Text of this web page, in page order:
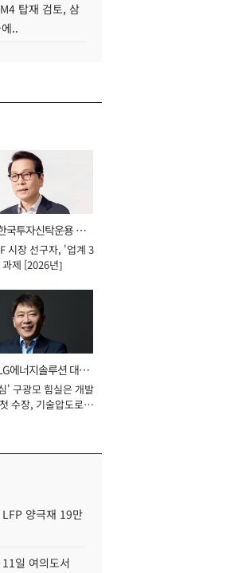
탑재 검토, 삼
..
국투자신탁운용 대
장
시장 선구자, '업계 3
제 [2026년]
에너지솔루션 대표
' 구광모 힘실은 개발
수장, 기술압도로
양극재 19만
일 여의도서